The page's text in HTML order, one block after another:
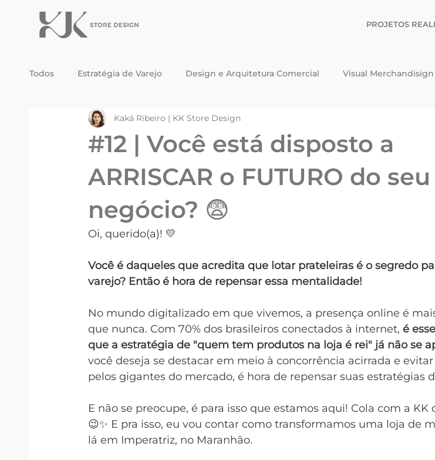
ㅤPROJETOS
Todos Estratégia de Varejo Design e Arquitetura Comercial Visual
Tendências e Inspirações Cases e Transformações
#12 | Você está disposto a
ARRISCAR o FUTURO do seu
negócio? 😨
Kaká Ribeiro | KK Store Design
Oi, querido(a)! 💛
Você é daqueles que acredita que lotar prateleiras é o segredo
varejo? Então é hora de repensar essa mentalidade!
No mundo digitalizado em que vivemos, a presença online é
que nunca. Com 70% dos brasileiros conectados à internet, é
que a estratégia de "quem tem produtos na loja é rei" já não se
você deseja se destacar em meio à concorrência acirrada e
pelos gigantes do mercado, é hora de repensar suas estratégias
E não se preocupe, é para isso que estamos aqui! Cola com a
😉✨ E pra isso, eu vou contar como transformamos uma loja de
lá em Imperatriz, no Maranhão.